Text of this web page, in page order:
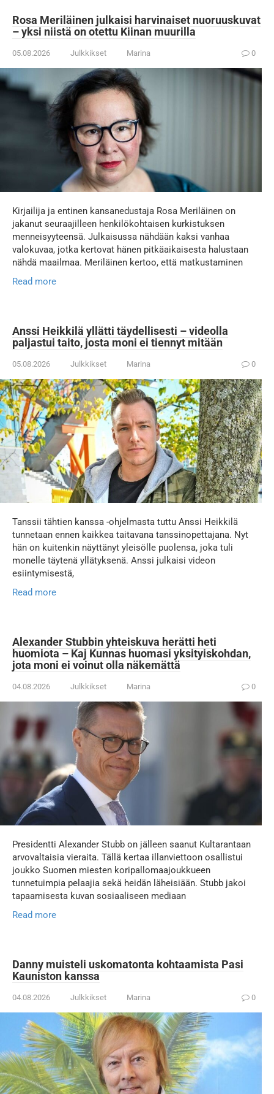
Rosa Meriläinen julkaisi harvinaiset nuoruuskuvat
– yksi niistä on otettu Kiinan muurilla
05.08.2026 Julkkikset Marina 0
Kirjailija ja entinen kansanedustaja Rosa Meriläinen on
jakanut seuraajilleen henkilökohtaisen kurkistuksen
menneisyyteensä. Julkaisussa nähdään kaksi vanhaa
valokuvaa, jotka kertovat hänen pitkäaikaisesta halustaan
nähdä maailmaa. Meriläinen kertoo, että matkustaminen
Read more
Anssi Heikkilä yllätti täydellisesti – videolla
paljastui taito, josta moni ei tiennyt mitään
05.08.2026 Julkkikset Marina 0
Tanssii tähtien kanssa -ohjelmasta tuttu Anssi Heikkilä
tunnetaan ennen kaikkea taitavana tanssinopettajana. Nyt
hän on kuitenkin näyttänyt yleisölle puolensa, joka tuli
monelle täytenä yllätyksenä. Anssi julkaisi videon
esiintymisestä,
Read more
Alexander Stubbin yhteiskuva herätti heti
huomiota – Kaj Kunnas huomasi yksityiskohdan,
jota moni ei voinut olla näkemättä
04.08.2026 Julkkikset Marina 0
Presidentti Alexander Stubb on jälleen saanut Kultarantaan
arvovaltaisia vieraita. Tällä kertaa illanviettoon osallistui
joukko Suomen miesten koripallomaajoukkueen
tunnetuimpia pelaajia sekä heidän läheisiään. Stubb jakoi
tapaamisesta kuvan sosiaaliseen mediaan
Read more
Danny muisteli uskomatonta kohtaamista Pasi
Kauniston kanssa
04.08.2026 Julkkikset Marina 0